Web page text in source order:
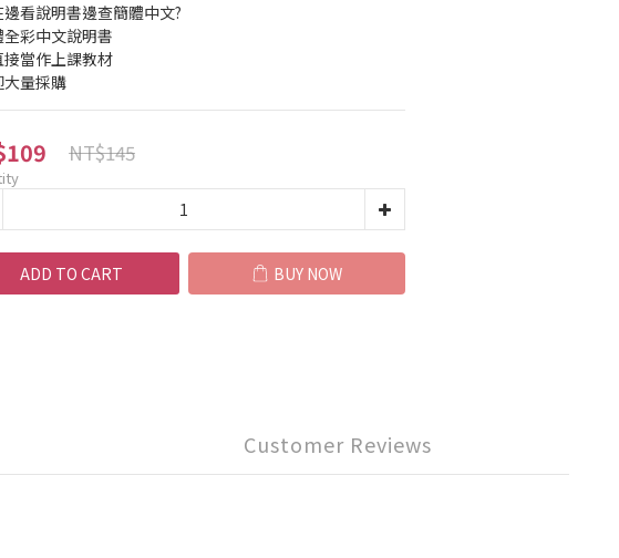
邊看說明書邊查簡體中文?
全彩中文說明書
接當作上課教材
大量採購
NT$145
ADD TO CART BUY NOW
Customer Reviews